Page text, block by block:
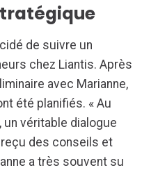
de suivre un
chez Liantis. Après
avec Marianne,
été planifiés. « Au
véritable dialogue
reçu des conseils et
a très souvent su